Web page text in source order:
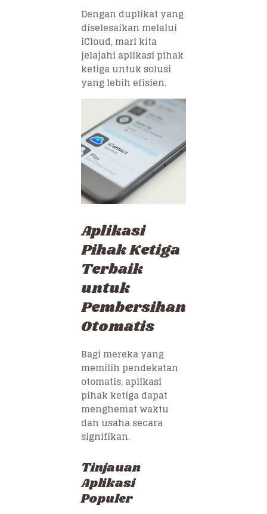
Dengan duplikat yang
diselesaikan melalui
iCloud, mari kita
jelajahi aplikasi pihak
ketiga untuk solusi
yang lebih efisien.
Aplikasi
Pihak Ketiga
Terbaik
untuk
Pembersihan
Otomatis
Bagi mereka yang
memilih pendekatan
otomatis, aplikasi
pihak ketiga dapat
menghemat waktu
dan usaha secara
signifikan.
Tinjauan
Aplikasi
Populer